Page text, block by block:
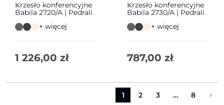
Krzesło konferencyjne
Babila 2720/A | Pedrali
+ więcej
1 226,00 zł
Krzesło konferencyjne
Babila 2730/A | Pedrali
+ więcej
787,00 zł
1 2 3 … 8